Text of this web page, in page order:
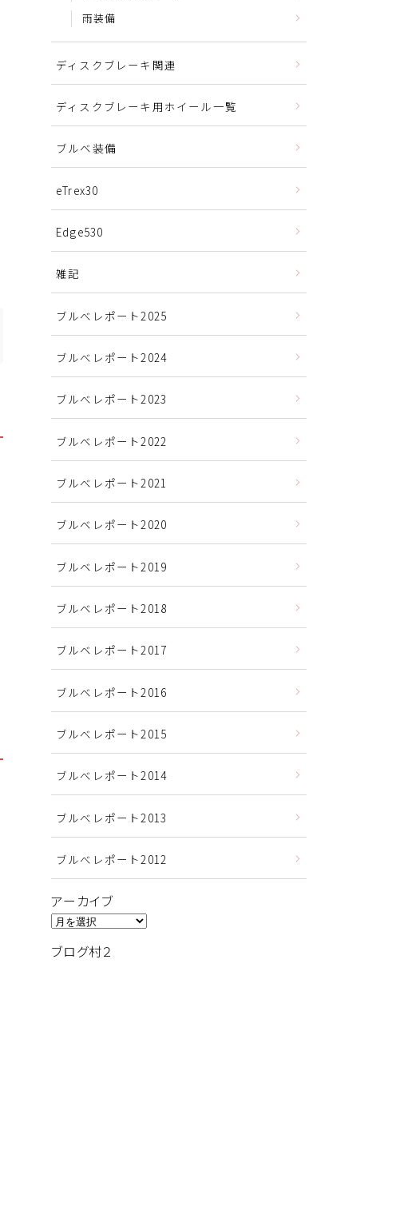
雨装備
ディスクブレーキ関連
ディスクブレーキ用ホイール一覧
ブルベ装備
eTrex30
Edge530
雑記
ブルべレポート2025
ブルべレポート2024
ブルべレポート2023
ブルベレポート2022
ブルべレポート2021
ブルベレポート2020
ブルベレポート2019
ブルベレポート2018
ブルベレポート2017
ブルベレポート2016
ブルべレポート2015
ブルべレポート2014
ブルべレポート2013
ブルべレポート2012
アーカイブ
ア
カ
ブログ村２